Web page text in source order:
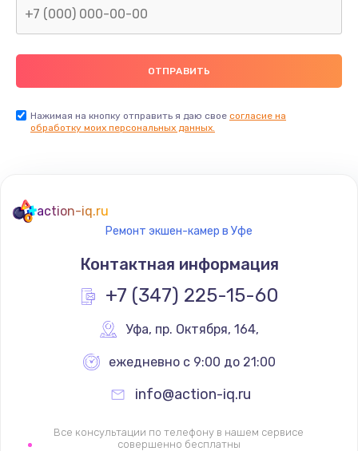
Нажимая на кнопку отправить я даю свое согласие на
обработку моих персональных данных.
action-iq.ru
Ремонт экшен-камер в Уфе
Контактная информация
+7 (347) 225-15-60
Уфа, пр. Октября, 164,
ежедневно с 9:00 до 21:00
info@action-iq.ru
Все консультации по телефону в нашем сервисе
совершенно бесплатны